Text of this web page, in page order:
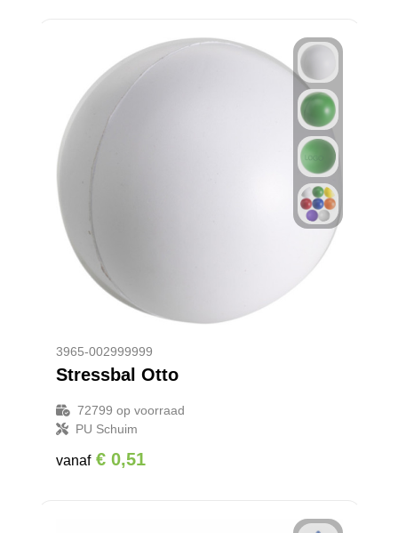
3965-002999999
Stressbal Otto
72799 op voorraad
PU Schuim
vanaf € 0,51